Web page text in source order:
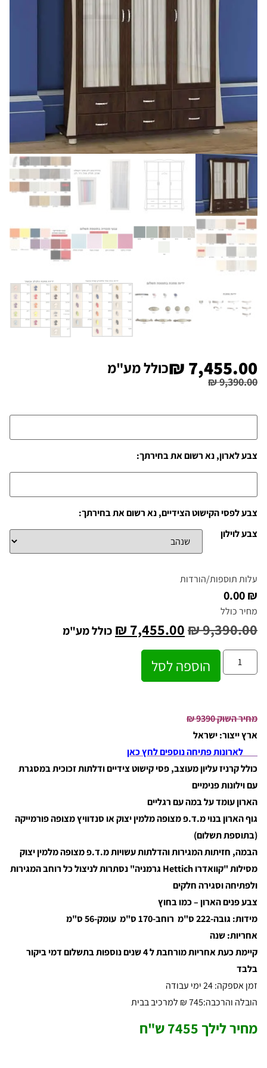
₪9,390.00
₪ 7,455.00 כולל מע"מ
צבע לארון, נא רשום את בחירתך:
צבע לפסי הקישוט הצידיים, נא רשום את בחירתך:
צבע לוילון
עלות תוספות/הורדות
₪ 0.00
מחיר כולל
₪9,390.00
₪ 7,455.00 כולל מע"מ
הוספה לסל
מחיר השוק 9390
₪
ארץ ייצור: ישראל
לארונות פתיחה נוספים לחץ כאן
כולל קרניז עליון מעוצב, פסי קישוט צידיים ודלתות זכוכית במסגרת
עם וילונות פנימיים
הארון עומד על במה עם רגליים
גוף הארון בנוי מ.ד.פ מצופה מלמין יצוק או סנדוויץ מצופה פורמייקה
(בתוספת תשלום)
הבמה, חזיתות המגירות והדלתות עשויות מ.ד.פ מצופה מלמין יצוק
מסילות "קוואדרו Hettich גרמניה" נסתרות לניצול כל רוחב המגירות
ולפתיחה וסגירה חלקים
צבע פנים הארון – כמו בחוץ
מידות: גובה-222 ס"מ רוחב-170 ס"מ עומק-56 ס"מ
אחריות: שנה
קיימת כעת אחריות מורחבת ל 4 שנים נוספות בתשלום דמי ביקור
בלבד
זמן אספקה: 24 ימי עבודה
הובלה והרכבה:745 ₪ למרכיב בבית
מחיר לילך 7455 ש"ח